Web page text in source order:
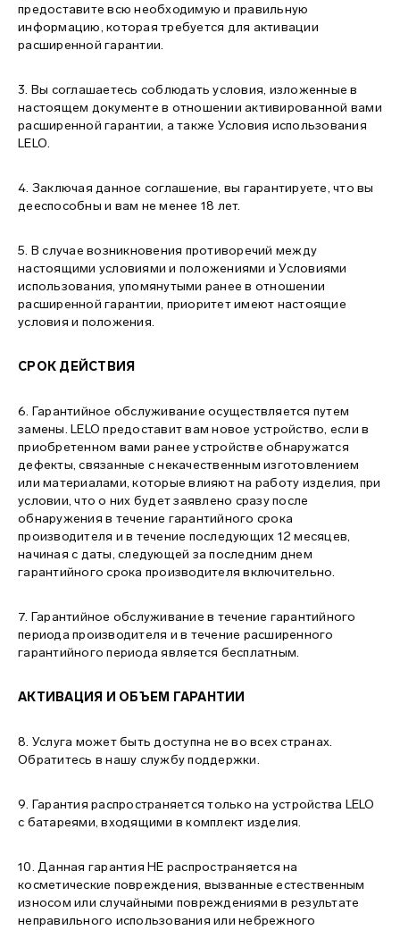
предоставите всю необходимую и правильную
информацию, которая требуется для активации
расширенной гарантии.
3. Вы соглашаетесь соблюдать условия, изложенные в
настоящем документе в отношении активированной вами
расширенной гарантии, а также Условия использования
LELO.
4. Заключая данное соглашение, вы гарантируете, что вы
дееспособны и вам не менее 18 лет.
5. В случае возникновения противоречий между
настоящими условиями и положениями и Условиями
использования, упомянутыми ранее в отношении
расширенной гарантии, приоритет имеют настоящие
условия и положения.
СРОК ДЕЙСТВИЯ
6. Гарантийное обслуживание осуществляется путем
замены. LELO предоставит вам новое устройство, если в
приобретенном вами ранее устройстве обнаружатся
дефекты, связанные с некачественным изготовлением
или материалами, которые влияют на работу изделия, при
условии, что о них будет заявлено сразу после
обнаружения в течение гарантийного срока
производителя и в течение последующих 12 месяцев,
начиная с даты, следующей за последним днем
гарантийного срока производителя включительно.
7. Гарантийное обслуживание в течение гарантийного
периода производителя и в течение расширенного
гарантийного периода является бесплатным.
АКТИВАЦИЯ И ОБЪЕМ ГАРАНТИИ
8. Услуга может быть доступна не во всех странах.
Обратитесь в нашу службу поддержки.
9. Гарантия распространяется только на устройства LELO
с батареями, входящими в комплект изделия.
10. Данная гарантия НЕ распространяется на
косметические повреждения, вызванные естественным
износом или случайными повреждениями в результате
неправильного использования или небрежного